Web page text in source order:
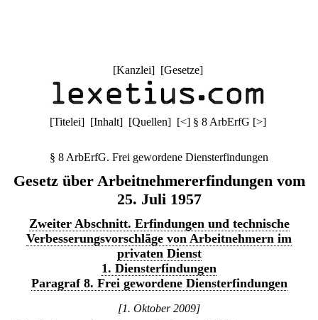
[Kanzlei] [Gesetze]
[Titelei] [Inhalt] [Quellen] [<] § 8 ArbErfG [>]
§ 8 ArbErfG. Frei gewordene Diensterfindungen
Gesetz über Arbeitnehmererfindungen vom
25. Juli 1957
Zweiter Abschnitt. Erfindungen und technische
Verbesserungsvorschläge von Arbeitnehmern im
privaten Dienst
1. Diensterfindungen
Paragraf 8. Frei gewordene Diensterfindungen
[1. Oktober 2009]